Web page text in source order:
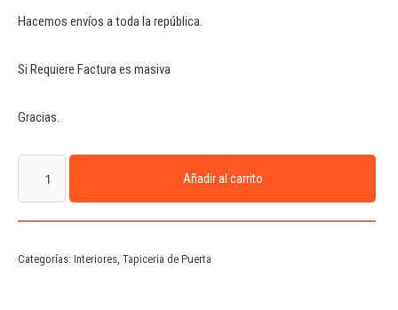
Hacemos envíos a toda la república.
Si Requiere Factura es masiva
Gracias.
Añadir al carrito
Categorías: Interiores Tapiceria de Puerta